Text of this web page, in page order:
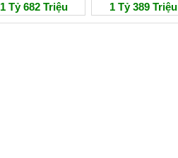
1 Tỷ 682 Triệu 1 Tỷ 389 Triệu